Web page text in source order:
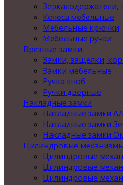
Зеркалодержатели,
Колеса мебельные
Мебельные крючки
Мебельные ручки
Врезные замки
Замки, защелки,
Замки мебельные
Ручка кноб
Ручки дверные
Накладные замки
Накладные замки
Накладные замки
Накладные замки
Цилиндровые механизмы
Цилиндровые
Цилиндровые
Цилиндровые